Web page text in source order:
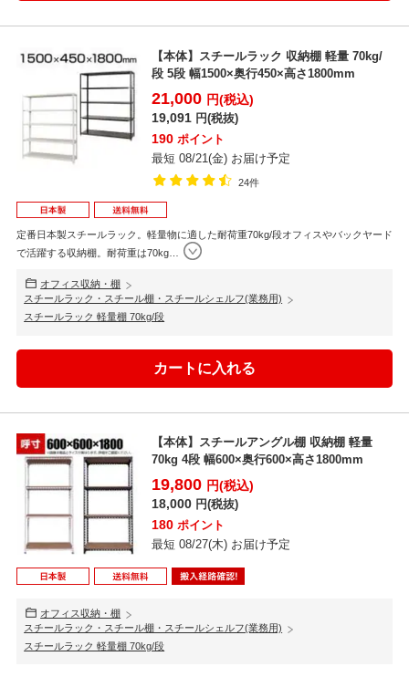
【本体】スチールラック 収納棚 軽量 70kg/
段 5段 幅1500×奥行450×高さ1800mm
21,000 円(税込)
19,091 円(税抜)
190 ポイント
最短 08/21(金) お届け予定
24件
定番日本製スチールラック。軽量物に適した耐荷重70kg/段オフィスやバックヤード
で活躍する収納棚。耐荷重は70kg…
オフィス収納・棚
スチールラック・スチール棚・スチールシェルフ(業務用)
スチールラック 軽量棚 70kg/段
【本体】スチールアングル棚 収納棚 軽量
70kg 4段 幅600×奥行600×高さ1800mm
19,800 円(税込)
18,000 円(税抜)
180 ポイント
最短 08/27(木) お届け予定
オフィス収納・棚
スチールラック・スチール棚・スチールシェルフ(業務用)
スチールラック 軽量棚 70kg/段